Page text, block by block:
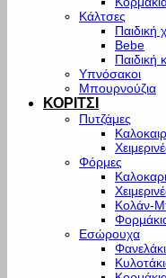
Κάλτσες
Παιδική
Bebe
Παιδική
Υπνόσακοι
Μπουρνούζια
ΚΟΡΙΤΣΙ
Πυτζάμες
Φόρμες
Κολάν-
Εσώρουχα